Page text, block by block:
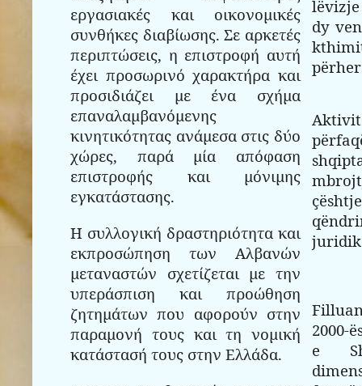
εργασιακές και οικονομικές
συνθήκες διαβίωσης. Σε αρκετές
περιπτώσεις, η επιστροφή αυτή
έχει προσωρινό χαρακτήρα και
προσιδιάζει με ένα σχήμα
επαναλαμβανόμενης
κινητικότητας ανάμεσα στις δύο
χώρες, παρά μία απόφαση
επιστροφής και μόνιμης
εγκατάστασης.
Η συλλογική δραστηριότητα και
εκπροσώπηση των Αλβανών
μεταναστών σχετίζεται με την
υπεράσπιση και προώθηση
ζητημάτων που αφορούν στην
παραμονή τους και τη νομική
κατάστασή τους στην Ελλάδα.
dy
2000-
e